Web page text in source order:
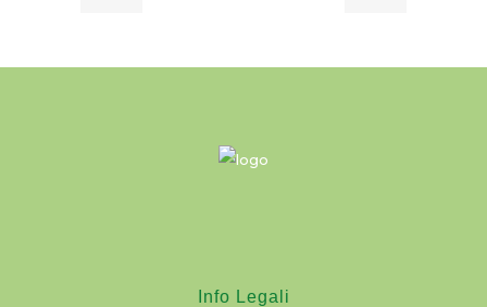
Info Legali